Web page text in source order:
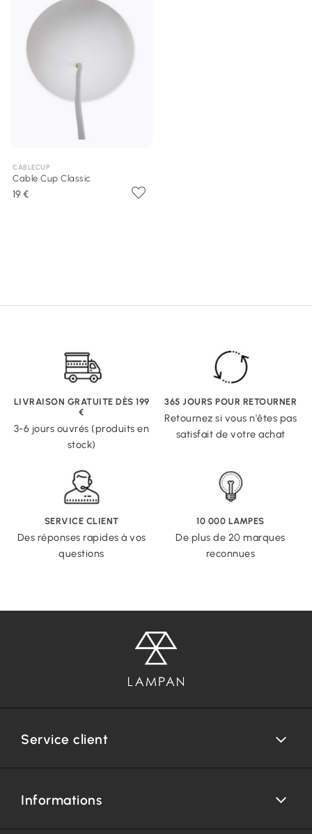
CABLECUP
Cable Cup Classic
19 €
LIVRAISON GRATUITE DÈS 199
€
3-6 jours ouvrés (produits en
stock)
365 JOURS POUR RETOURNER
Retournez si vous n'êtes pas
satisfait de votre achat
SERVICE CLIENT
Des réponses rapides à vos
questions
10 000 LAMPES
De plus de 20 marques
reconnues
Service client
Informations